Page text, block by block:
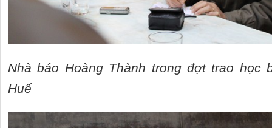
Nhà báo Hoàng Thành trong đợt trao học
Huế